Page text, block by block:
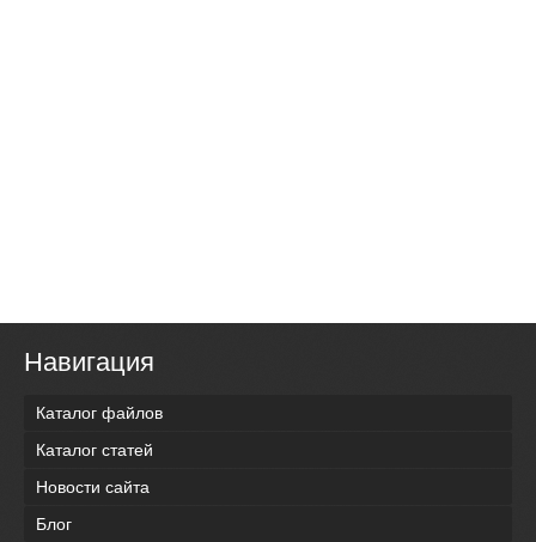
Навигация
Каталог файлов
Каталог статей
Новости сайта
Блог